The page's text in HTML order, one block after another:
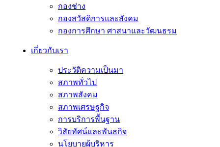
กองช่าง
กองสวัสดิการและสังคม
กองการศึกษา ศาสนาและวัฒนธรม
เกี่ยวกับเรา
ประวัติความเป็นมา
สภาพทั่วไป
สภาพสังคม
สภาพเศรษฐกิจ
การบริการพื้นฐาน
วิสัยทัศน์และพันธกิจ
นโยบายผู้บริหาร